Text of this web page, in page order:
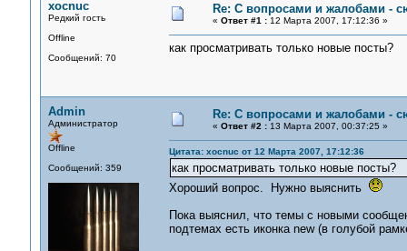
xocnuc
Редкий гость
Offline
Сообщений: 70
Re: С вопросами и жалобами -
« Ответ #1 :12 Марта 2007, 17:12:36 »
как просматривать только новые посты?
Admin
Администратор
Offline
Сообщений: 359
Re: С вопросами и жалобами -
« Ответ #2 :13 Марта 2007, 00:37:25 »
Цитата: xocnuc от 12 Марта 2007, 17:12:36
как просматривать только новые посты?
Хороший вопрос. Нужно выяснить
Пока выяснил, что темы с новыми
подтемах есть иконка new (в голубой